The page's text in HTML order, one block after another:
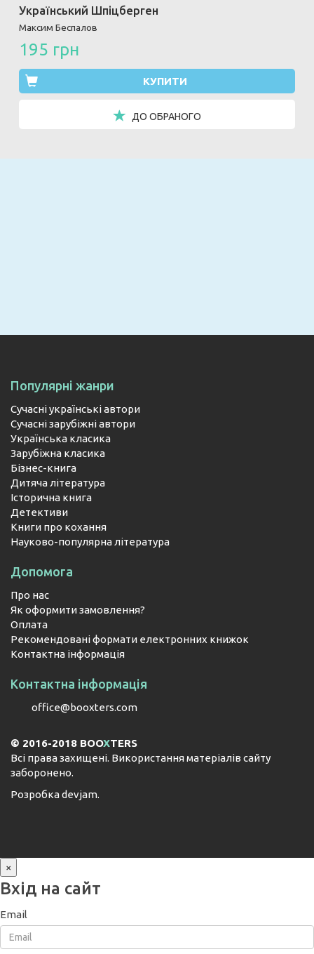
Український Шпіцберген
Максим Беспалов
195 грн
КУПИТИ
ДО ОБРАНОГО
Популярні жанри
Сучасні українські автори
Сучасні зарубіжні автори
Українська класика
Зарубіжна класика
Бізнес-книга
Дитяча література
Історична книга
Детективи
Книги про кохання
Науково-популярна література
Допомога
Про нас
Як оформити замовлення?
Оплата
Рекомендовані формати електронних книжок
Контактна інформація
Контактна інформація
office@booxters.com
© 2016-2018 BOOXTERS
Всі права захищені. Використання матеріалів сайту
заборонено.
Розробкаdevjam.
×
Вхід на сайт
Email